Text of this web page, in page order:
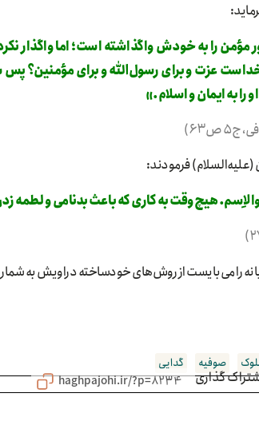
مؤمن را به خودش واگذاشته است؛ اما واگذار
خداست عزت و برای رسول‌الله و برای مؤمنین؟
به ایمان و اسلام.»
ص۶۳)
(عليه‌السلام) فرمودند:
هيچ‌وقت به كاری كه باعث بدنامی و لطمه
را می‌بایست از روش‌های خودساخته دراویش به
صوفیه گدایی
گذاری